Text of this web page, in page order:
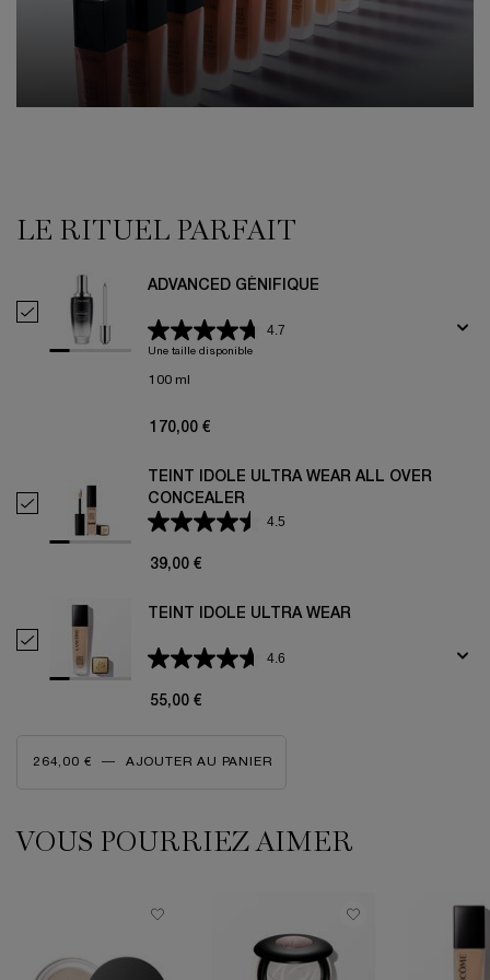
LE RITUEL PARFAIT
Selectionner Advanced Génifique
ADVANCED GÉNIFIQUE
4.7
Une taille disponible
100 ml
170,00 €
Selectionner TEINT IDOLE ULTRA WEAR ALL OVER CONCEALER
TEINT IDOLE ULTRA WEAR ALL OVER
CONCEALER
4.5
39,00 €
Selectionner TEINT IDOLE ULTRA WEAR
TEINT IDOLE ULTRA WEAR
4.6
55,00 €
264,00 € ―
AJOUTER AU PANIER
VOUS POURRIEZ AIMER
VOUS POURRIEZ AIMER